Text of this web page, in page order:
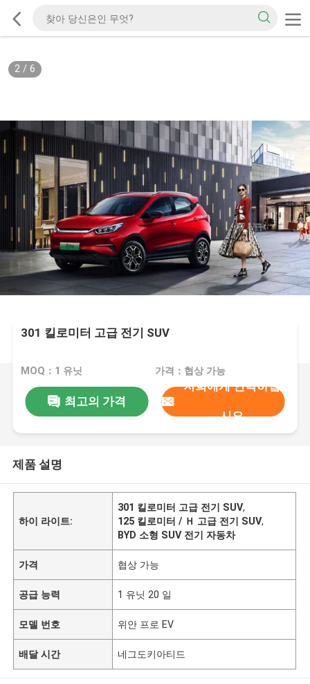
2/ 6
301 킬로미터 고급 전기 SUV
MOQ：1 유닛 가격：협상 가능
최고의 가격
저희에게 연락하십
시오
제품 설명
하이 라이트:
301 킬로미터 고급 전기 SUV,
125 킬로미터 / Ｈ 고급 전기 SUV,
BYD 소형 SUV 전기 자동차
가격 협상 가능
공급 능력 1 유닛 20 일
모델 번호 위안 프로 EV
배달 시간 네그도키아티드